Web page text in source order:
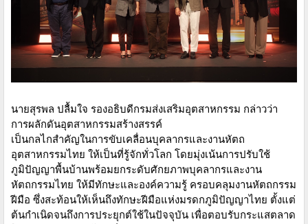
นายสุรพล ปลื้มใจ รองอธิบดีกรมส่งเสริมอุตสาหกรรม กล่าวว่า
การผลักดันอุตสาหกรรมสร้างสรรค์
เป็นกลไกสำคัญในการขับเคลื่อนบุคลากรและงานหัตถ
อุตสาหกรรมไทย ให้เป็นที่รู้จักทั่วโลก โดยมุ่งเน้นการปรับใช้
ภูมิปัญญาพื้นบ้านพร้อมยกระดับศักยภาพบุคลากรและงาน
หัตถกรรมไทย ให้มีทักษะและองค์ความรู้ ครอบคลุมงานหัตถกรรม
ฝีมือ ซึ่งสะท้อนให้เห็นถึงทักษะฝีมือแห่งมรดกภูมิปัญญาไทย ตั้งแต่
ต้นกำเนิดจนถึงการประยุกต์ใช้ในปัจจุบัน เพื่อตอบรับกระแสตลาด